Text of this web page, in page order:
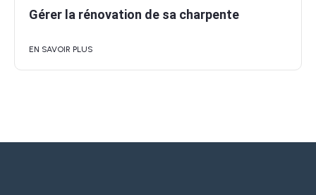
Gérer la rénovation de sa charpente
EN SAVOIR PLUS